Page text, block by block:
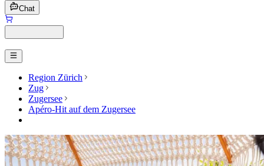
Chat
Region Zürich
Zug
Zugersee
Apéro-Hit auf dem Zugersee